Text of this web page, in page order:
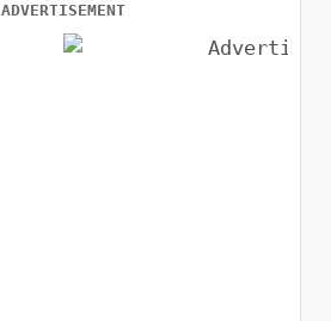
ADVERTISEMENT